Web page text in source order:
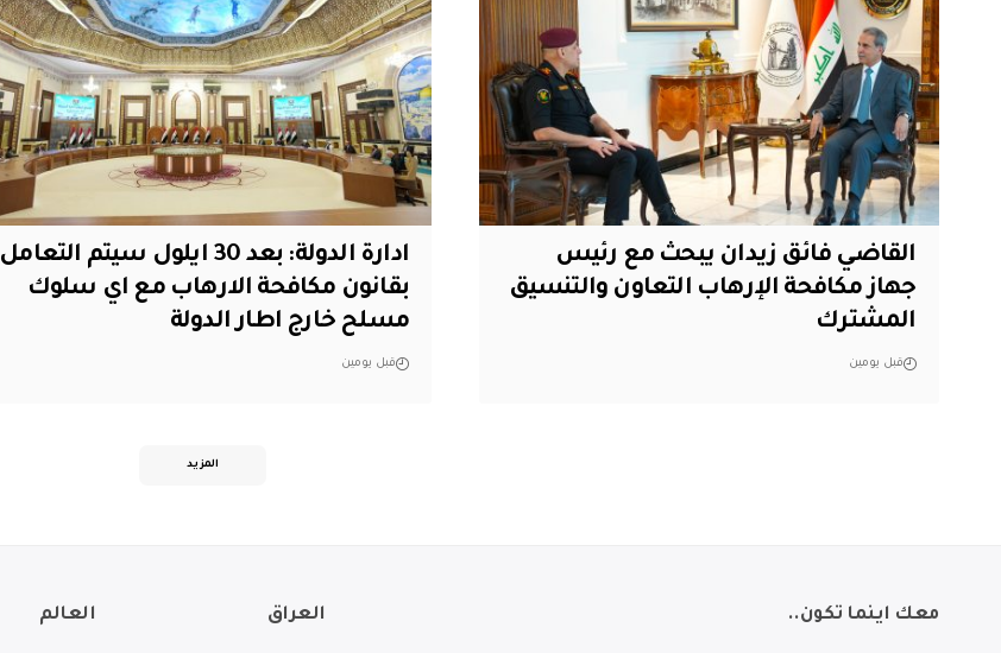
القاضي فائق زيدان يبحث مع رئيس
جهاز مكافحة الإرهاب التعاون والتنسيق
المشترك
قبل يومين
ادارة الدولة: بعد 30 ايلول سيتم التعامل
بقانون مكافحة الارهاب مع اي سلوك
مسلح خارج اطار الدولة
قبل يومين
المزيد
معك اينما تكون.. العراق العالم